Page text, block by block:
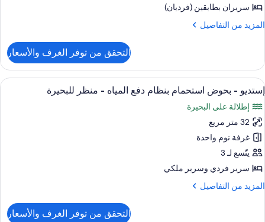
سريران بطابقين (فرديان)
المزيد من التفاصيل
المزيد
كابينة
عائلية
التحقق من توفر الغرف والأسعار
استعراض
جميع
صور
إستديو
-
بحوض
استحمام
بنظام
دفع
11
إستديو - بحوض استحمام بنظام دفع المياه - منظر للبحيرة
إطلالة على البحيرة
32 متر مربع
غرفة نوم واحدة
يتّسع لـ 3
سرير فردي‫‬ وسرير ملكي
المزيد من التفاصيل
المزيد
التحقق من توفر الغرف والأسعار